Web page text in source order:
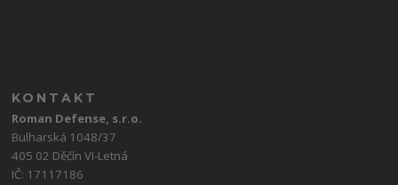
KONTAKT
Roman Defense, s.r.o.
Bulharská 1048/37
405 02 Děčín VI-Letná
IČ: 17117186